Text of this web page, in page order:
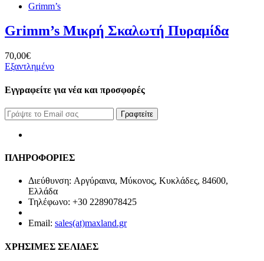
Grimm’s
Grimm’s Μικρή Σκαλωτή Πυραμίδα
70,00€
Εξαντλημένο
Εγγραφείτε για νέα και προσφορές
Γραφτείτε
ΠΛΗΡΟΦΟΡΙΕΣ
Διεύθυνση: Αργύραινα, Μύκονος, Κυκλάδες, 84600,
Ελλάδα
Τηλέφωνο: +30 2289078425
Email: sales(at)maxland.gr
ΧΡΗΣΙΜΕΣ ΣΕΛΙΔΕΣ